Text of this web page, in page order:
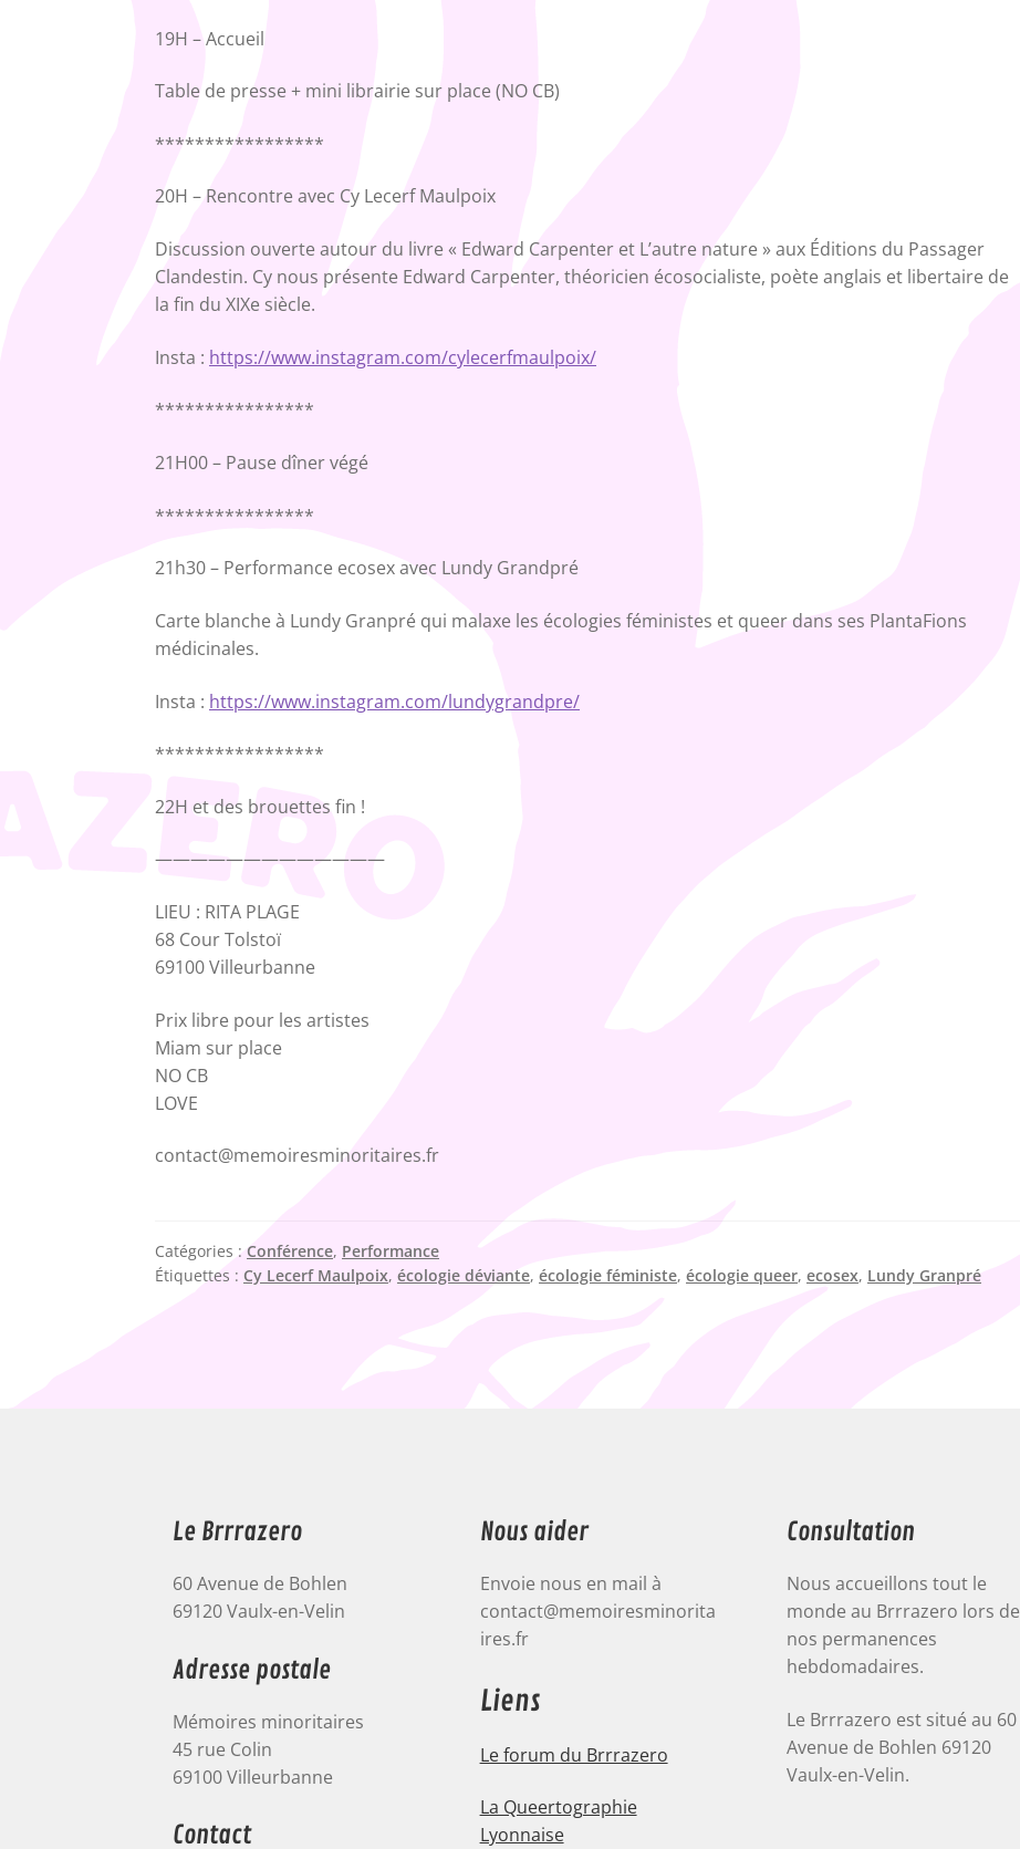
19H – Accueil
Table de presse + mini librairie sur place (NO CB)
*****************
20H – Rencontre avec Cy Lecerf Maulpoix
Discussion ouverte autour du livre « Edward Carpenter et L’autre nature » aux Éditions du Passager
Clandestin. Cy nous présente Edward Carpenter, théoricien écosocialiste, poète anglais et libertaire de
la fin du XIXe siècle.
Insta : https://www.instagram.com/cylecerfmaulpoix/
****************
21H00 – Pause dîner végé
****************
21h30 – Performance ecosex avec Lundy Grandpré
Carte blanche à Lundy Granpré qui malaxe les écologies féministes et queer dans ses PlantaFions
médicinales.
Insta : https://www.instagram.com/lundygrandpre/
*****************
22H et des brouettes fin !
—————————————
LIEU : RITA PLAGE
68 Cour Tolstoï
69100 Villeurbanne
Prix libre pour les artistes
Miam sur place
NO CB
LOVE
contact@memoiresminoritaires.fr
Catégories :Conférence, Performance
Étiquettes : Cy Lecerf Maulpoix,écologie déviante,écologie féministe,écologie queer,ecosex, Lundy Granpré
Le Brrrazero
60 Avenue de Bohlen
69120 Vaulx-en-Velin
Adresse postale
Mémoires minoritaires
45 rue Colin
69100 Villeurbanne
Contact
Nous aider
Envoie nous en mail à
contact@memoiresminorita
ires.fr
Liens
Le forum du Brrrazero
La Queertographie
Lyonnaise
Consultation
Nous accueillons tout le
monde au Brrrazero lors de
nos permanences
hebdomadaires.
Le Brrrazero est situé au 60
Avenue de Bohlen 69120
Vaulx-en-Velin.